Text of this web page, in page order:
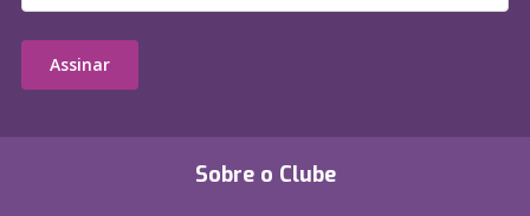
Sobre o Clube
Assinar